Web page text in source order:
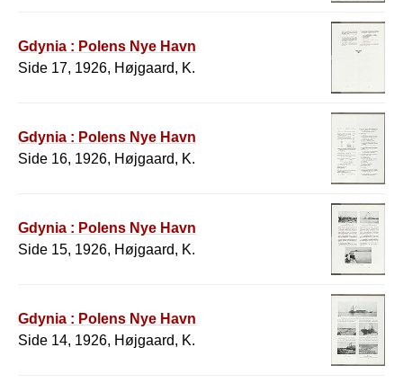
Gdynia : Polens Nye Havn
Side 17, 1926, Højgaard, K.
Gdynia : Polens Nye Havn
Side 16, 1926, Højgaard, K.
Gdynia : Polens Nye Havn
Side 15, 1926, Højgaard, K.
Gdynia : Polens Nye Havn
Side 14, 1926, Højgaard, K.